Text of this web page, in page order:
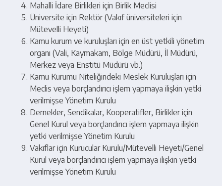
Mahalli İdare Birlikleri için Birlik Meclisi
Üniversite için Rektör (Vakıf üniversiteleri için
Mütevelli Heyeti)
Kamu kurum ve kuruluşları için en üst yetkili yönetim
organı (Vali, Kaymakam, Bölge Müdürü, İl Müdürü,
Merkez veya Enstitü Müdürü vb.)
Kamu Kurumu Niteliğindeki Meslek Kuruluşları için
Meclis veya borçlandırıcı işlem yapmaya ilişkin yetki
verilmişse Yönetim Kurulu
Dernekler, Sendikalar, Kooperatifler, Birlikler için
Genel Kurul veya borçlandırıcı işlem yapmaya ilişkin
yetki verilmişse Yönetim Kurulu
Vakıflar için Kurucular Kurulu/Mütevelli Heyeti/Genel
Kurul veya borçlandırıcı işlem yapmaya ilişkin yetki
verilmişse Yönetim Kurulu